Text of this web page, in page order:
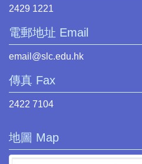
2429 1221
電郵地址 Email
email@slc.edu.hk
傳真 Fax
2422 7104
地圖 Map